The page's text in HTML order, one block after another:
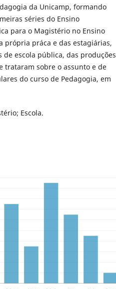
da Unicamp, formando
séries do Ensino
para o Magistério no Ensino
própria práca e das estagiárias,
de escola pública, das produções
trataram sobre o assunto e de
do curso de Pedagogia, em
Escola.